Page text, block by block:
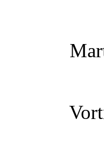
Martin